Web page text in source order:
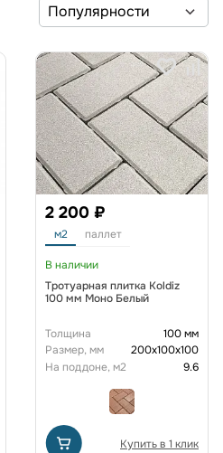
2 200 ₽
м2 паллет
В наличии
Тротуарная плитка Koldiz
100 мм Моно Белый
Толщина
100 мм
Размер, мм
200х100х100
На поддоне, м2
9.6
Купить в 1 клик